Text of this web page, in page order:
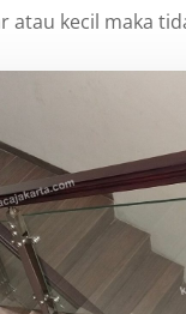
atau kecil maka